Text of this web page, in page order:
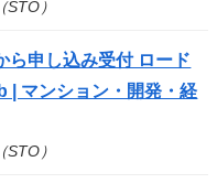
）
ら申し込み受付 ロード
| マンション・開発・経
）